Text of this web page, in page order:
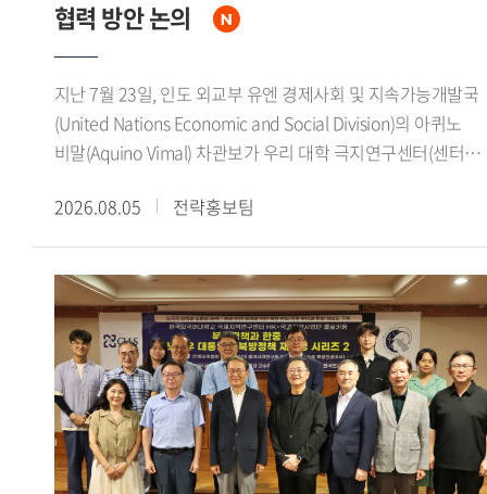
상상 의 형벌로 전환되었으며, 중형인 동시에 사형을 감면하는
황제의 은혜라는 이중적 성격을 지녔음을 강조했다.이번
실상을 함께 검토하고, 한 당 사이에 진행된 형벌제도의
장기적인 변화를 이해하는 뜻깊은 자리였다. 특히 유배가
단순한 형벌에 그치지 않고 국가권력에 의한 인구 이동과 변경
있었음을 확인함으로써 생태접경의 관점에서 당대의 국가와
공간, 인간의 관계를 새롭게 생각해 보는 기회가 됐다.
협력 방안 논의
지난 7월 23일, 인도 외교부 유엔 경제사회 및 지속가능개발국
(United Nations Economic and Social Division)의 아퀴노
비말(Aquino Vimal) 차관보가 우리 대학 극지연구센터(센터장
협력 확대 방안을 논의했다.이번 면담에서 아퀴노 비말
차관보는 인도 정부가 최근 대학과 연구기관을 중심으로 극지
연구를 적극 장려하고 있다며, 우리 대학 극지연구센터와의
연구 협력 필요성을 강조했다. 또한 인도 극지 연구 분야의 주요
대학 및 연구기관과 우리 대학 극지연구센터를 연결해 양국
대학 간 지속적인 연구 협력 기반을 마련하고 싶다는 뜻을
밝혔다.이어 인도 정부는 기후변화가 농업에 미치는 영향, 극지
빙하 융해에 따른 해수면 상승, 기후변화 취약지역 주민들의
생활환경 변화 등 글로벌 기후위기에 대응하기 위한 연구를
국가 정책의 주요 과제로 추진하고 있다고 설명하며, 관련
2026.08.05 전략홍보팀